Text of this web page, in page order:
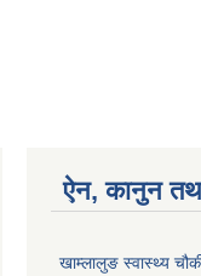
ऐन, कानुन तथा
खाम्लालुङ स्वास्थ्य